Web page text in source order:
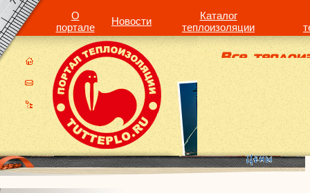
О
портале
Новости
Каталог
теплоизоляции